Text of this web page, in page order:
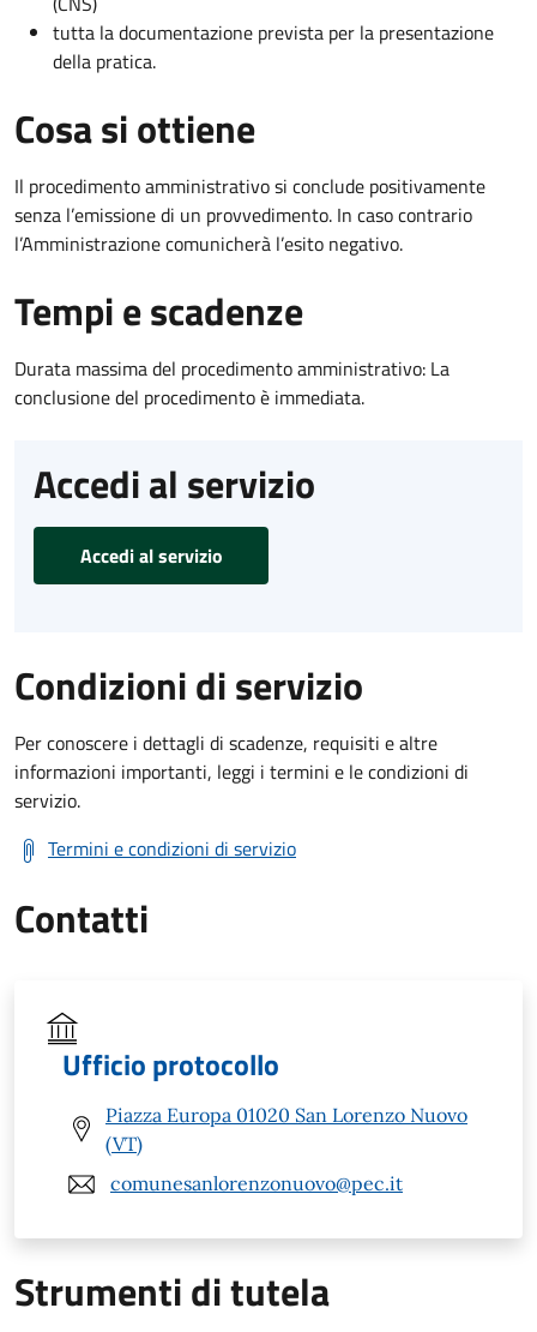
tutta la documentazione prevista per la presentazione
della pratica.
Cosa si ottiene
Il procedimento amministrativo si conclude positivamente
senza l’emissione di un provvedimento. In caso contrario
l’Amministrazione comunicherà l’esito negativo.
Tempi e scadenze
Durata massima del procedimento amministrativo: La
conclusione del procedimento è immediata.
Accedi al servizio
Accedi al servizio
Condizioni di servizio
Per conoscere i dettagli di scadenze, requisiti e altre
informazioni importanti, leggi i termini e le condizioni di
servizio.
Termini e condizioni di servizio
Contatti
Ufficio protocollo
Piazza Europa 01020 San Lorenzo Nuovo
(VT)
comunesanlorenzonuovo@pec.it
Strumenti di tutela